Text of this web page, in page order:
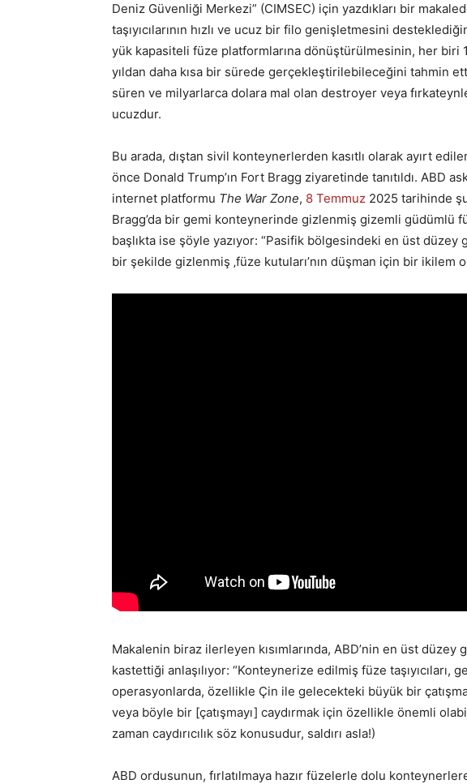
Deniz Güvenliği Merkezi” (CIMSEC) için yazdıkları bir
taşıyıcılarının hızlı ve ucuz bir filo genişletmesini
yük kapasiteli füze platformlarına dönüştürülmesinin, her biri
yıldan daha kısa bir sürede gerçekleştirilebileceğini tahmin
süren ve milyarlarca dolara mal olan destroyer veya
ucuzdur.
Bu arada, dıştan sivil konteynerlerden kasıtlı olarak ayırt
önce Donald Trump’ın Fort Bragg ziyaretinde tanıtıldı. ABD
internet platformu The War Zone, 8 Temmuz 2025 tarihinde
Bragg’da bir gemi konteynerinde gizlenmiş gizemli güdümlü
başlıkta ise şöyle yazıyor: “Pasifik bölgesindeki en üst düzey
bir şekilde gizlenmiş ‚füze kutuları’nın düşman için bir ikilem
Makalenin biraz ilerleyen kısımlarında, ABD’nin en üst düzey
kastettiği anlaşılıyor: “Konteynerize edilmiş füze taşıyıcıları,
operasyonlarda, özellikle Çin ile gelecekteki büyük bir çatışma
veya böyle bir [çatışmayı] caydırmak için özellikle önemli
zaman caydırıcılık söz konusudur, saldırı asla!)
ABD ordusunun, fırlatılmaya hazır füzelerle dolu